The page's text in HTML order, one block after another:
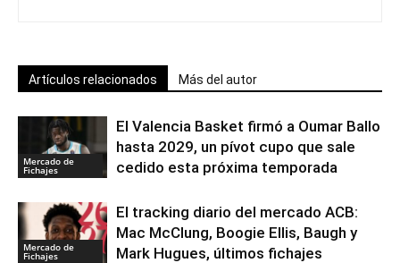
Artículos relacionados Más del autor
Mercado de
Fichajes
El Valencia Basket firmó a Oumar Ballo
hasta 2029, un pívot cupo que sale
cedido esta próxima temporada
Mercado de
Fichajes
El tracking diario del mercado ACB:
Mac McClung, Boogie Ellis, Baugh y
Mark Hugues, últimos fichajes